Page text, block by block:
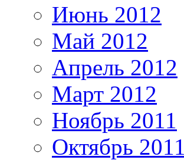
Июнь 2012
Май 2012
Апрель 2012
Март 2012
Ноябрь 2011
Октябрь 2011